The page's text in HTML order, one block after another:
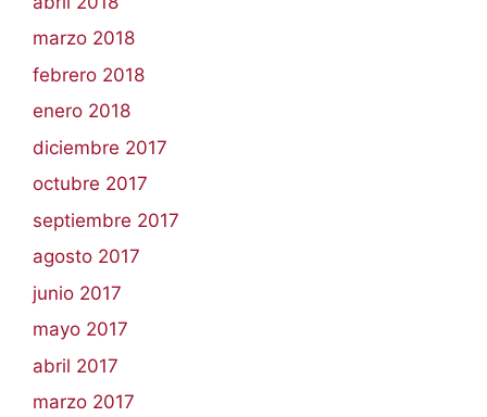
marzo 2018
febrero 2018
enero 2018
diciembre 2017
octubre 2017
septiembre 2017
agosto 2017
junio 2017
mayo 2017
abril 2017
marzo 2017